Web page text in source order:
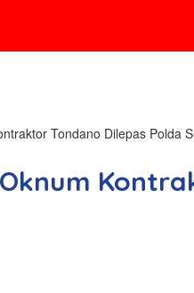
Tondano Dilepas Polda